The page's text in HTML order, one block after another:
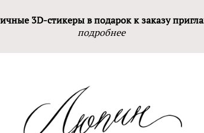
3D-стикеры в подарок к заказу
подробнее